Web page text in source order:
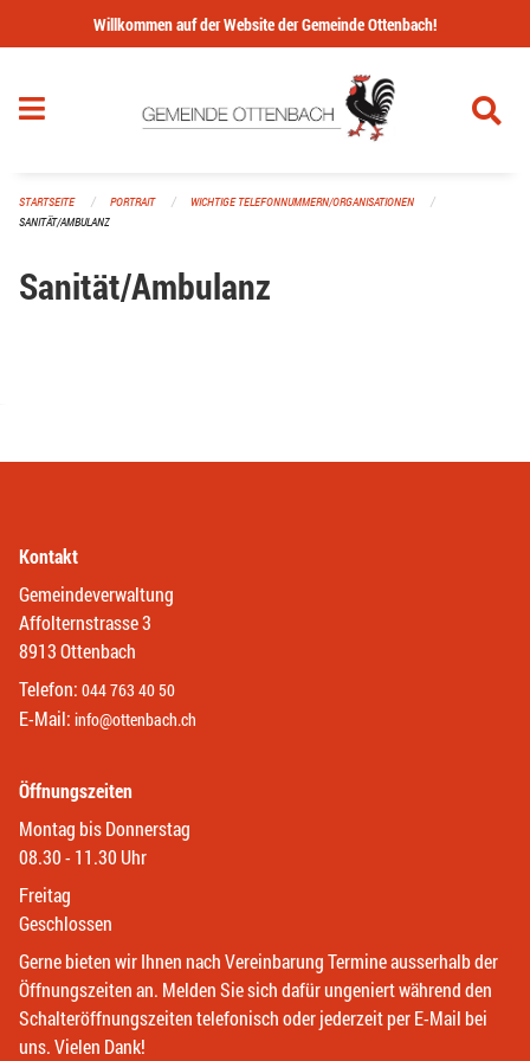
Navigation überspringen
Willkommen auf der Website der Gemeinde Ottenbach!
STARTSEITE PORTRAIT
WICHTIGE TELEFONNUMMERN/ORGANISATIONEN
SANITÄT/AMBULANZ
Sanität/Ambulanz
Kontakt
Gemeindeverwaltung
Affolternstrasse 3
8913 Ottenbach
Telefon: 044 763 40 50
E-Mail: info@ottenbach.ch
Öffnungszeiten
Montag bis Donnerstag
08.30 - 11.30 Uhr
Freitag
Geschlossen
Gerne bieten wir Ihnen nach Vereinbarung Termine ausserhalb der
Öffnungszeiten an. Melden Sie sich dafür ungeniert während den
Schalteröffnungszeiten telefonisch oder jederzeit per E-Mail bei
uns. Vielen Dank!